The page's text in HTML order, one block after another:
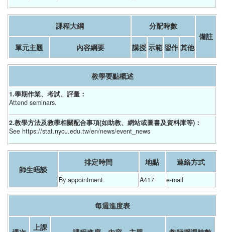
課程大綱
分配時數
備註
單元主題
內容綱要 講授 示範 習作 其他
教學要點概述
1.學期作業、考試、評量：
Attend seminars.
2.教學方法及教學相關配合事項(如助教、網站或圖書及資料庫等)：
See https://stat.nycu.edu.tw/en/news/event_news
師生晤談
排定時間 地點 連絡方式
By appointment. A417 e-mail
每週進度表
上課